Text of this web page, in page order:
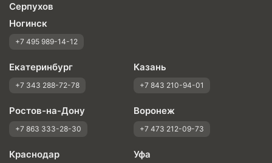
Серпухов
Ногинск
+7 495 989-14-12
Екатеринбург
+7 343 288-72-78
Казань
+7 843 210-94-01
Ростов-на-Дону
+7 863 333-28-30
Воронеж
+7 473 212-09-73
Краснодар Уфа